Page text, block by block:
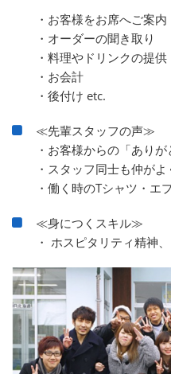
・お客様をお席へご案内
・オーダーの聞き取り
・料理やドリンクの提供
・お会計
・後付け etc.
≪先輩スタッフの声≫
・お客様からの「あり
・スタッフ同士も仲がよ
・働く時のTシャツ・エ
≪身につくスキル≫
・ ホスピタリティ精神